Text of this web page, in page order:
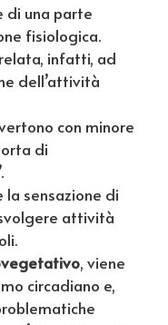
di una parte
fisiologica.
infatti, ad
dell’attività
con minore
di
la sensazione di
attività
, viene
circadiano e,